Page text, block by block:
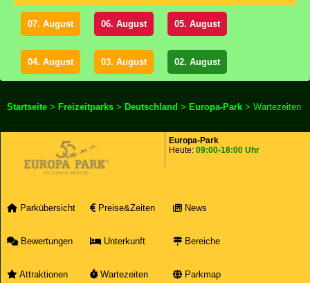
07. August 06. August 05. August
04. August 03. August 02. August
Startseite > Freizeitparks > Deutschland > Europa-Park > Wartezeiten
Europa-Park
Heute: 09:00-18:00 Uhr
Parkübersicht Preise&Zeiten News
Bewertungen Unterkunft Bereiche
Attraktionen Wartezeiten Parkmap